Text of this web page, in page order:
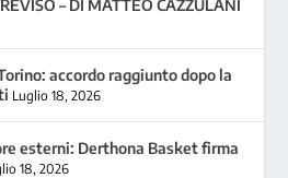
– DI MATTEO CAZZULANI
accordo raggiunto dopo la
Luglio 18, 2026
esterni: Derthona Basket firma
18, 2026